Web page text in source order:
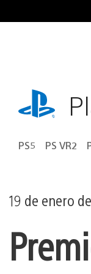
al
playstation.com
PS5 PS VR2
19 de enero